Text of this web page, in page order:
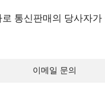
통신판매의 당사자
이메일 문의